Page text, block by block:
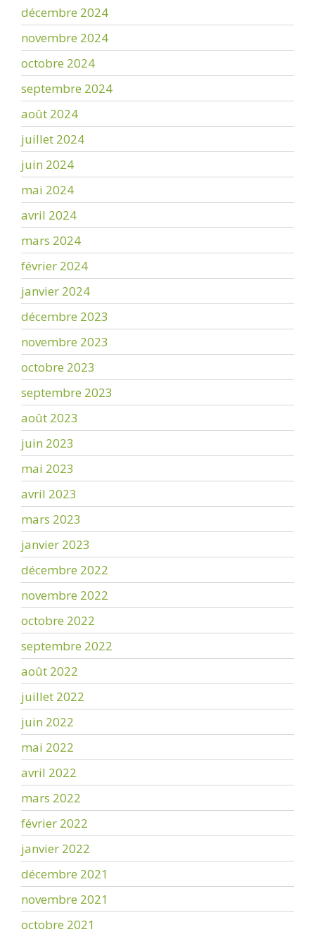
décembre 2024
novembre 2024
octobre 2024
septembre 2024
août 2024
juillet 2024
juin 2024
mai 2024
avril 2024
mars 2024
février 2024
janvier 2024
décembre 2023
novembre 2023
octobre 2023
septembre 2023
août 2023
juin 2023
mai 2023
avril 2023
mars 2023
janvier 2023
décembre 2022
novembre 2022
octobre 2022
septembre 2022
août 2022
juillet 2022
juin 2022
mai 2022
avril 2022
mars 2022
février 2022
janvier 2022
décembre 2021
novembre 2021
octobre 2021